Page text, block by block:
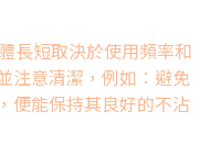
長短取決於使用頻率和
注意清潔，例如︰避免
便能保持其良好的不沾